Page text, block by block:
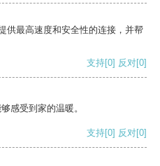
供最高速度和安全性的连接，并帮
支持[0] 反对[0]
感受到家的温暖。
支持[0] 反对[0]